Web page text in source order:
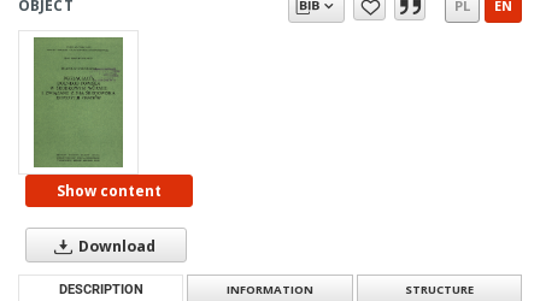
OBJECT PL EN
Show content
Download
DESCRIPTION INFORMATION STRUCTURE